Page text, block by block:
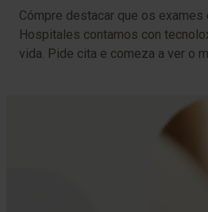
Cómpre destacar que os
Hospitales contamos con
vida. Pide cita e comeza a ver o